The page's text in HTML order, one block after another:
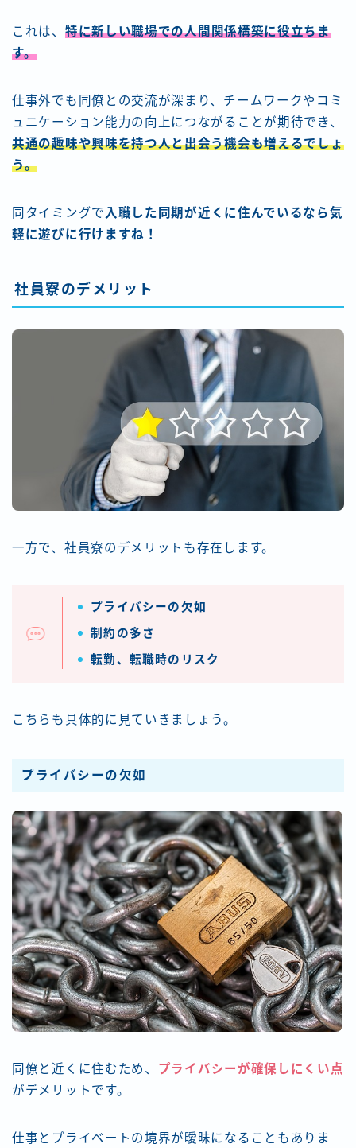
これは、 特に新しい職場での人間関係構築に役立ちま
す。
仕事外でも同僚との交流が深まり、チームワークやコミ
ュニケーション能力の向上につながることが期待でき、
共通の趣味や興味を持つ人と出会う機会も増えるでしょ
う。
同タイミングで 入職した同期が近くに住んでいるなら気
軽に遊びに行けますね！
社員寮のデメリット
一方で、社員寮のデメリットも存在します。
プライバシーの欠如
制約の多さ
転勤、転職時のリスク
こちらも具体的に見ていきましょう。
プライバシーの欠如
同僚と近くに住むため、 プライバシーが確保しにくい点
がデメリットです。
仕事とプライベートの境界が曖昧になることもありま